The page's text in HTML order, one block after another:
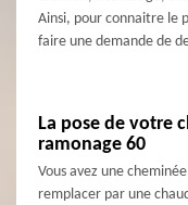
Ainsi, pour connaitre le
faire une demande de
La pose de votre
ramonage 60
Vous avez une
remplacer par une